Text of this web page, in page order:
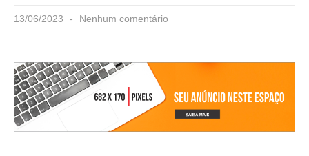
13/06/2023 Nenhum comentário